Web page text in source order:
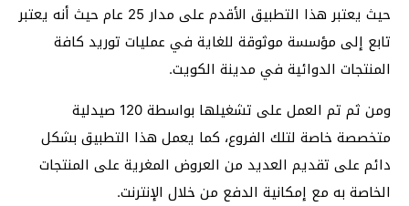
حيث يعتبر هذا التطبيق الأقدم على مدار 25 عام حيث أنه يعتبر
تابع إلى مؤسسة موثوقة للغاية في عمليات توريد كافة
المنتجات الدوائية في مدينة الكويت.
ومن ثم تم العمل على تشغيلها بواسطة 120 صيدلية
متخصصة خاصة لتلك الفروع، كما يعمل هذا التطبيق بشكل
دائم على تقديم العديد من العروض المغرية على المنتجات
الخاصة به مع إمكانية الدفع من خلال الإنترنت.